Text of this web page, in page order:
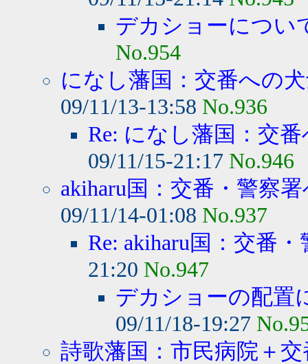
デカショーについ
No.954
になし藩国：交番への
09/11/13-13:58 No.936
Re: になし藩国：交
09/11/15-21:17 No.946
akiharu国：交番・警察
09/11/14-01:08 No.937
Re: akiharu国：交番
21:20 No.947
デカショーの配置
09/11/18-19:27
詩歌藩国：市民病院＋